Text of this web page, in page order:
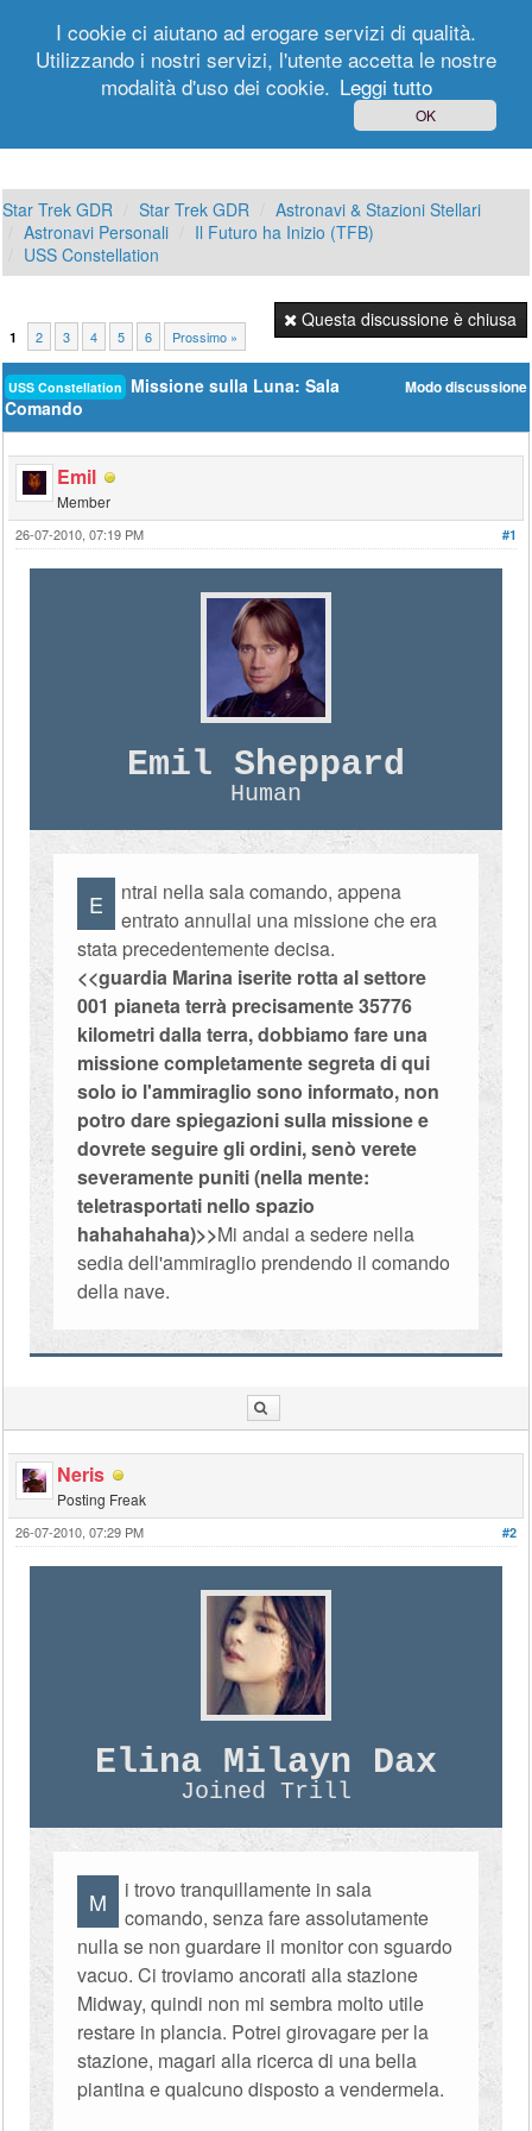
Registrati
Star Trek GDR Star Trek GDR
Astronavi & Stazioni Stellari
Astronavi Personali
Il Futuro ha Inizio (TFB)
USS Constellation
1 2 3 4 5 6 Prossimo »
Questa discussione è chiusa
Modo discussione
USS Constellation Missione sulla Luna: Sala
Comando
Emil
Member
#1
26-07-2010, 07:19 PM
Emil Sheppard
Human
E
ntrai nella sala comando, appena
entrato annullai una missione che era
stata precedentemente decisa.
<<guardia Marina iserite rotta al settore
001 pianeta terrà precisamente 35776
kilometri dalla terra, dobbiamo fare una
missione completamente segreta di qui
solo io l'ammiraglio sono informato, non
potro dare spiegazioni sulla missione e
dovrete seguire gli ordini, senò verete
severamente puniti (nella mente:
teletrasportati nello spazio
hahahahaha)>>Mi andai a sedere nella
sedia dell'ammiraglio prendendo il comando
della nave.
Neris
Posting Freak
#2
26-07-2010, 07:29 PM
Elina Milayn Dax
Joined Trill
M
i trovo tranquillamente in sala
comando, senza fare assolutamente
nulla se non guardare il monitor con sguardo
vacuo. Ci troviamo ancorati alla stazione
Midway, quindi non mi sembra molto utile
restare in plancia. Potrei girovagare per la
stazione, magari alla ricerca di una bella
piantina e qualcuno disposto a vendermela.
I cookie ci aiutano ad erogare servizi di qualità.
Utilizzando i nostri servizi, l'utente accetta le nostre
modalità d'uso dei cookie. Leggi tutto
OK